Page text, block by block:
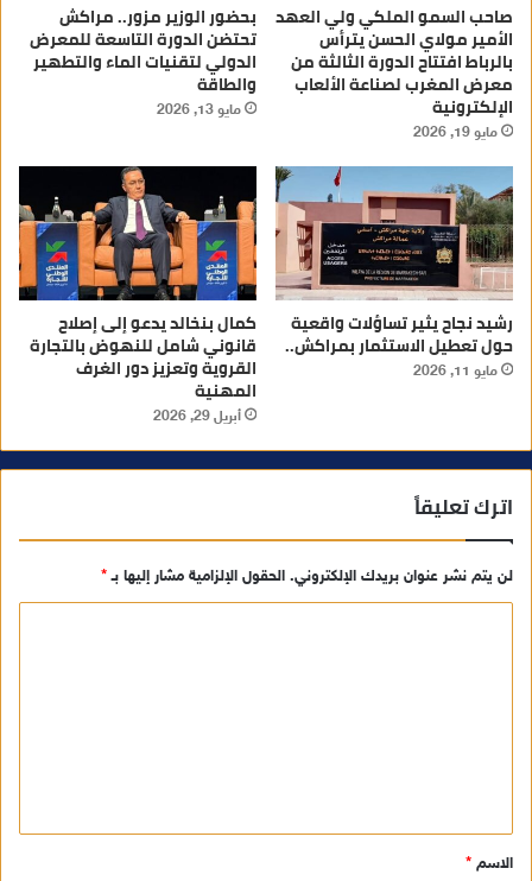
صاحب السمو الملكي ولي العهد
الأمير مولاي الحسن يترأس
بالرباط افتتاح الدورة الثالثة من
معرض المغرب لصناعة الألعاب
الإلكترونية
مايو 19, 2026
بحضور الوزير مزور.. مراكش
تحتضن الدورة التاسعة للمعرض
الدولي لتقنيات الماء والتطهير
والطاقة
مايو 13, 2026
رشيد نجاح يثير تساؤلات واقعية
حول تعطيل الاستثمار بمراكش..
مايو 11, 2026
كمال بنخالد يدعو إلى إصلاح
قانوني شامل للنهوض بالتجارة
القروية وتعزيز دور الغرف
المهنية
أبريل 29, 2026
اترك تعليقاً
لن يتم نشر عنوان بريدك الإلكتروني. الحقول الإلزامية مشار إليها بـ*
ق
*
الاسم *